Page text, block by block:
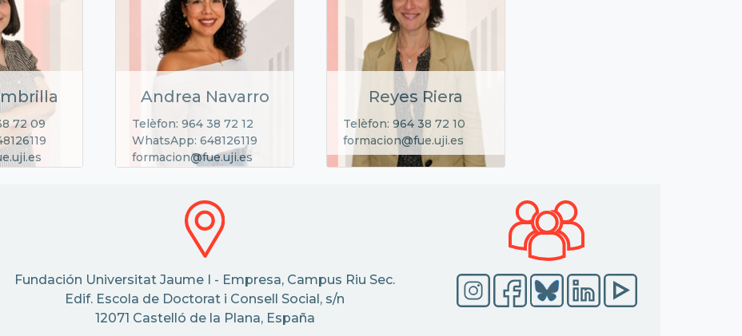
72 09
Andrea Navarro
Telèfon: 964 38 72 12
WhatsApp: 648126119
formacion@fue.uji.es
Reyes Riera
Telèfon: 964 38 72 10
formacion@fue.uji.es
Fundación Universitat Jaume I - Empresa, Campus Riu Sec.
Edif. Escola de Doctorat i Consell Social, s/n
12071 Castelló de la Plana, España